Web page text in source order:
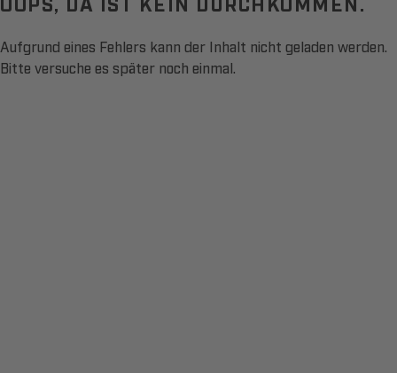
Aufgrund eines Fehlers kann der Inhalt nicht geladen werden.
Bitte versuche es später noch einmal.